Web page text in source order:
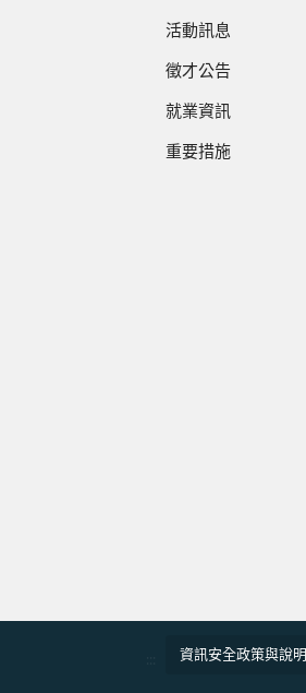
活動訊息
徵才公告
就業資訊
重要措施
資訊安全政策與說明